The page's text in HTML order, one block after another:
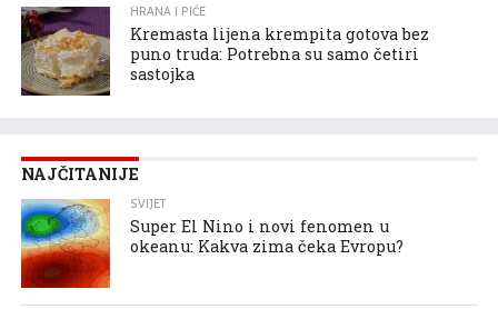
HRANA I PIĆE
Kremasta lijena krempita gotova bez
puno truda: Potrebna su samo četiri
sastojka
NAJČITANIJE
SVIJET
Super El Nino i novi fenomen u
okeanu: Kakva zima čeka Evropu?